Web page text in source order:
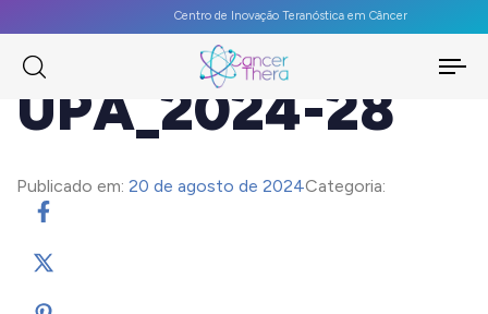
Centro de Inovação Teranóstica em Câncer
UPA_2024-28
Publicado em: 20 de agosto de 2024Categoria: